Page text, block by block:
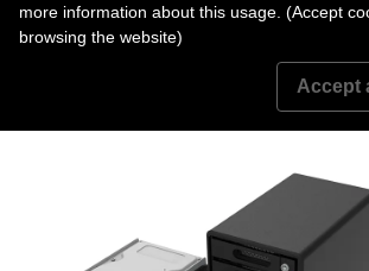
「ST4-B32」 ›
more information about this usage. (Accept
browsing the website)
Accept